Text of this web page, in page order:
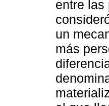
entre las
un
más